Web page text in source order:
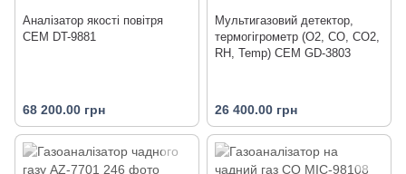
Аналізатор якості повітря
CEM DT-9881
68 200.00 грн
Мультигазовий детектор,
термогігрометр (O2, CO, CO2,
RH, Temp) CEM GD-3803
26 400.00 грн